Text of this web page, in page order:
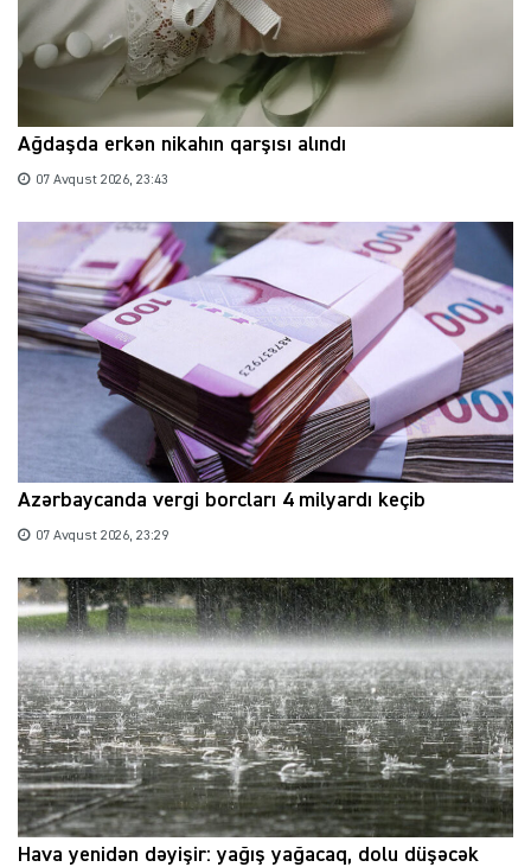
Ağdaşda erkən nikahın qarşısı alındı
07 Avqust 2026, 23:43
Azərbaycanda vergi borcları 4 milyardı keçib
07 Avqust 2026, 23:29
Hava yenidən dəyişir: yağış yağacaq, dolu düşəcək